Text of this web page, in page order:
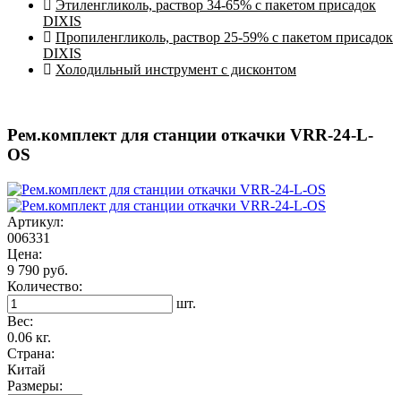
Этиленгликоль, раствор 34-65% с пакетом присадок
DIXIS
Пропиленгликоль, раствор 25-59% с пакетом присадок
DIXIS
Холодильный инструмент с дисконтом
Рем.комплект для станции откачки VRR-24-L-
OS
Артикул:
006331
Цена:
9 790 руб.
Количество:
шт.
Вес:
0.06 кг.
Страна:
Китай
Размеры: